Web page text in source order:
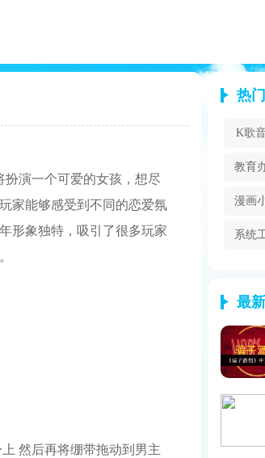
演一个可爱的女孩，想尽
家能够感受到不同的恋爱氛
形象独特，吸引了很多玩家
然后再将绷带拖动到男主
热
K歌
教育
漫画
系统
最